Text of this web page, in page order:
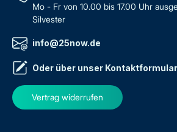
Mo - Fr von 10.00 bis 17.00 Uhr
Silvester
info@25now.de
Oder über unser Kontaktformular
Vertrag widerrufen